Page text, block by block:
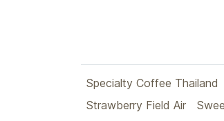
Specialty Coffee Thailand
Strawberry Field Air